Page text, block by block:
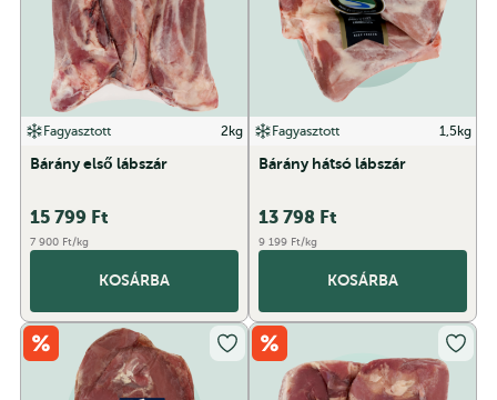
Fagyasztott 2kg
Bárány első lábszár
15 799 Ft
7 900 Ft/kg
KOSÁRBA
Fagyasztott 1,5kg
Bárány hátsó lábszár
13 798 Ft
9 199 Ft/kg
KOSÁRBA